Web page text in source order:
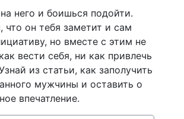
него и боишься подойти.
что он тебя заметит и сам
но вместе с этим не
вести себя, ни как привлечь
из статьи, как заполучить
мужчины и оставить о
впечатление.